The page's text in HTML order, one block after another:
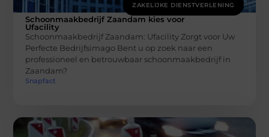
ZAKELIJKE DIENSTVERLENING
Schoonmaakbedrijf Zaandam kies voor
Ufacility
Schoonmaakbedrijf Zaandam: Ufacility Zorgt voor Uw
Perfecte Bedrijfsimago Bent u op zoek naar een
professioneel en betrouwbaar schoonmaakbedrijf in
Zaandam?
Snapfact